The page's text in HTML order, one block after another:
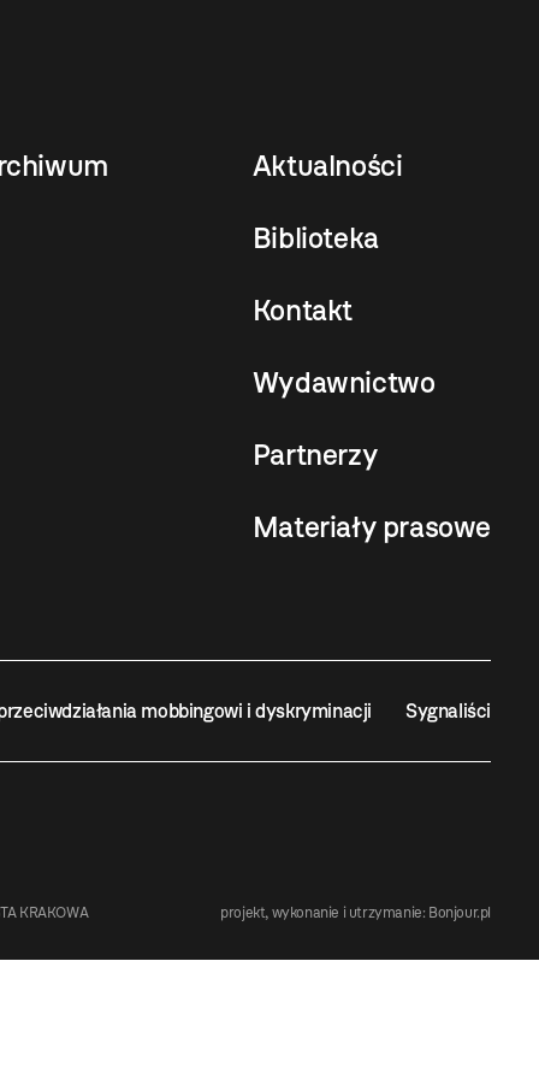
Aktualności
Biblioteka
Kontakt
Wydawnictwo
Partnerzy
Materiały prasowe
mobbingowi i dyskryminacji Sygnaliści
KRAKOWA projekt, wykonanie i utrzymanie: Bonjour.pl